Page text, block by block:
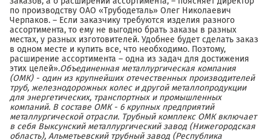
по производству ОАО «Трубодеталь» Олег Николаевич
Черпаков. – Если заказчику требуются изделия разного
ассортимента, то ему не выгодно брать заказы в разных
местах, у разных изготовителей. Удобнее будет сделать заказ
в одном месте и купить все, что необходимо. Поэтому,
расширение ассортимента – одна из задач для достижения
этих целей».Объединенная металлургическая компания
(ОМК) - один из крупнейших отечественных производителей
труб, железнодорожных колес и другой металлопродукции
для энергетических, транспортных и промышленных
компаний. В составе ОМК - 6 крупных предприятий
металлургической отрасли. Трубный комплекс ОМК включает
в себя Выксунский металлургический завод (Нижегородская
область), Альметьевский трубный завод (Республика